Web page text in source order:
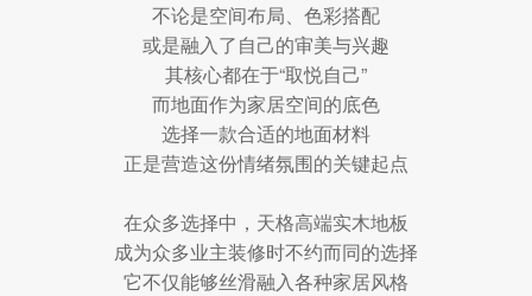
不论是空间布局、色彩搭配
或是融入了自己的审美与兴趣
其核心都在于“取悦自己”
而地面作为家居空间的底色
选择一款合适的地面材料
正是营造这份情绪氛围的关键起点
在众多选择中，天格高端实木地板
成为众多业主装修时不约而同的选择
它不仅能够丝滑融入各种家居风格